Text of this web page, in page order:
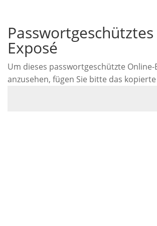
Exposé
Um dieses passwortgeschützte Online-
anzusehen, fügen Sie bitte das